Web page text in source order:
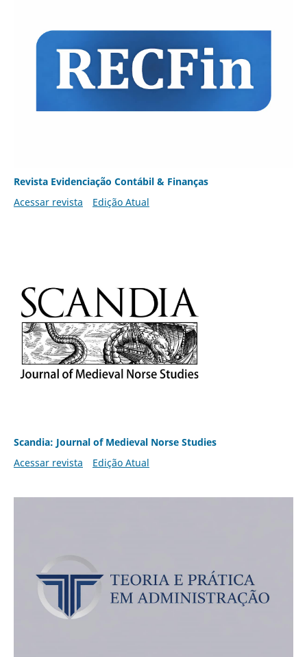
Revista Evidenciação Contábil & Finanças
Acessar revista
Edição Atual
Scandia: Journal of Medieval Norse Studies
Acessar revista
Edição Atual